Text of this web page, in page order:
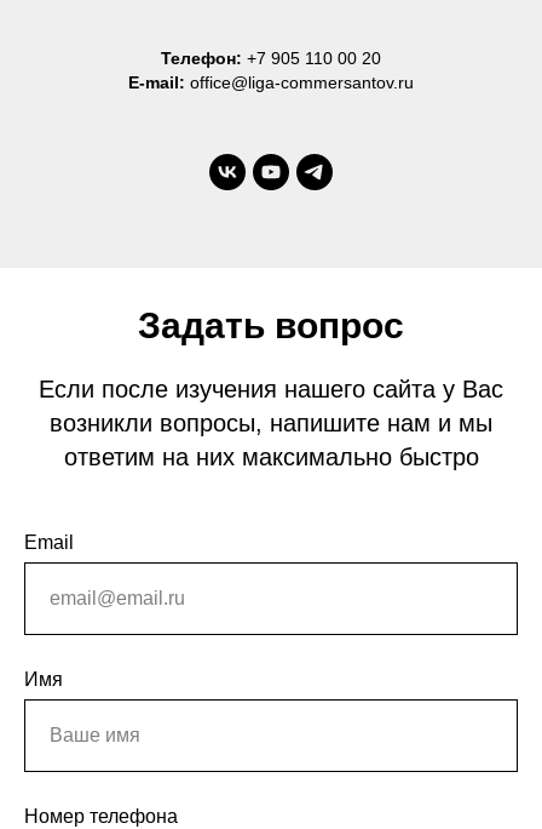
Телефон: +7 905 110 00 20
E-mail: office@liga-commersantov.ru
Задать вопрос
Если после изучения нашего сайта у Вас
возникли вопросы, напишите нам и мы
ответим на них максимально быстро
Email
Имя
Номер телефона